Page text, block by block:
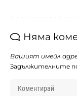
Няма
Вашият имейл
Задължителните